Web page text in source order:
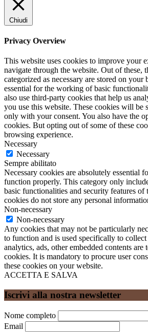
Chiudi
Privacy Overview
This website uses cookies to improve your
navigate through the website. Out of these,
categorized as necessary are stored on your
essential for the working of basic
also use third-party cookies that help us
you use this website. These cookies will be
only with your consent. You also have the
cookies. But opting out of some of these
browsing experience.
Necessary
Necessary
Sempre abilitato
Necessary cookies are absolutely essential
function properly. This category only
basic functionalities and security features of
cookies do not store any personal
Non-necessary
Non-necessary
Any cookies that may not be particularly
to function and is used specifically to collect
analytics, ads, other embedded contents are
cookies. It is mandatory to procure user
these cookies on your website.
ACCETTA E SALVA
Iscrivi alla nostra newsletter
Nome completo
Email